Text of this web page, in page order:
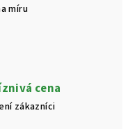
míru
cena
zákazníci